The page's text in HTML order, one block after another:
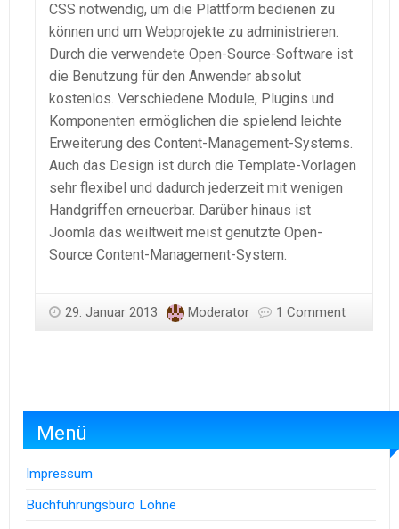
CSS notwendig, um die Plattform bedienen zu
können und um Webprojekte zu administrieren.
Durch die verwendete Open-Source-Software ist
die Benutzung für den Anwender absolut
kostenlos. Verschiedene Module, Plugins und
Komponenten ermöglichen die spielend leichte
Erweiterung des Content-Management-Systems.
Auch das Design ist durch die Template-Vorlagen
sehr flexibel und dadurch jederzeit mit wenigen
Handgriffen erneuerbar. Darüber hinaus ist
Joomla das weiltweit meist genutzte Open-
Source Content-Management-System.
29. Januar 2013 Moderator 1 Comment
Menü
Impressum
Buchführungsbüro Löhne